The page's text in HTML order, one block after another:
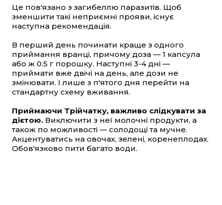
Це пов'язано з загибеллю паразитів. Щоб
зменшити такі неприємні прояви, існує
наступна рекомендація.
В перший день починати краще з одного
приймання вранці, причому доза — 1 капсула
або ж 0.5 г порошку. Наступні 3-4 дні —
приймати вже двічі на день, але дози не
змінювати. І лише з п'ятого дня перейти на
стандартну схему вживання.
Приймаючи Трійчатку, важливо слідкувати за
дієтою. Виключити з неї молочні продукти, а
також по можливості — солодощі та мучне.
Акцентуватись на овочах, зелені, коренеплодах.
Обов'язково пити багато води.